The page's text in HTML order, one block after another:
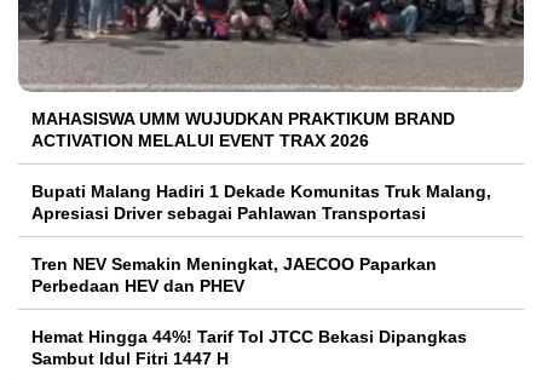
MAHASISWA UMM WUJUDKAN PRAKTIKUM BRAND
ACTIVATION MELALUI EVENT TRAX 2026
Bupati Malang Hadiri 1 Dekade Komunitas Truk Malang,
Apresiasi Driver sebagai Pahlawan Transportasi
Tren NEV Semakin Meningkat, JAECOO Paparkan
Perbedaan HEV dan PHEV
Hemat Hingga 44%! Tarif Tol JTCC Bekasi Dipangkas
Sambut Idul Fitri 1447 H